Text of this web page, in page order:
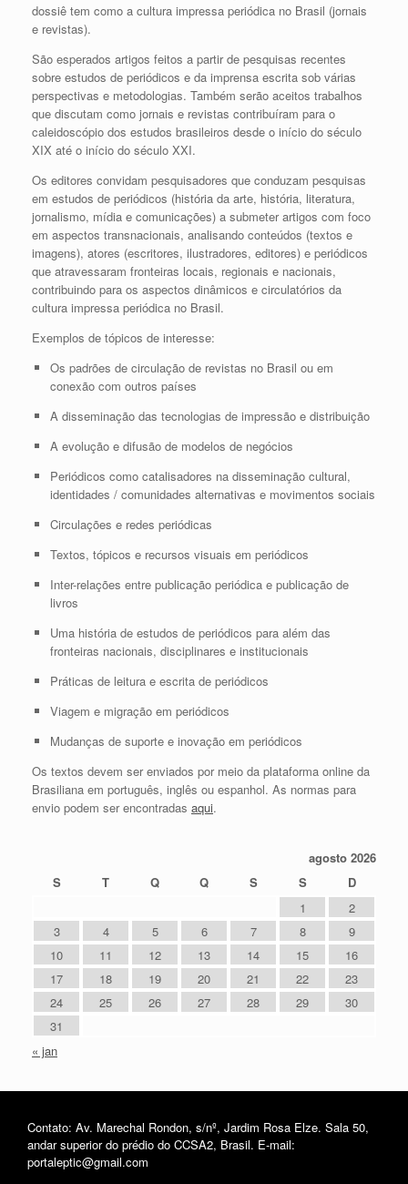
dossiê tem como a cultura impressa periódica no Brasil (jornais
e revistas).
São esperados artigos feitos a partir de pesquisas recentes
sobre estudos de periódicos e da imprensa escrita sob várias
perspectivas e metodologias. Também serão aceitos trabalhos
que discutam como jornais e revistas contribuíram para o
caleidoscópio dos estudos brasileiros desde o início do século
XIX até o início do século XXI.
Os editores convidam pesquisadores que conduzam pesquisas
em estudos de periódicos (história da arte, história, literatura,
jornalismo, mídia e comunicações) a submeter artigos com foco
em aspectos transnacionais, analisando conteúdos (textos e
imagens), atores (escritores, ilustradores, editores) e periódicos
que atravessaram fronteiras locais, regionais e nacionais,
contribuindo para os aspectos dinâmicos e circulatórios da
cultura impressa periódica no Brasil.
Exemplos de tópicos de interesse:
Os padrões de circulação de revistas no Brasil ou em
conexão com outros países
A disseminação das tecnologias de impressão e distribuição
A evolução e difusão de modelos de negócios
Periódicos como catalisadores na disseminação cultural,
identidades / comunidades alternativas e movimentos sociais
Circulações e redes periódicas
Textos, tópicos e recursos visuais em periódicos
Inter-relações entre publicação periódica e publicação de
livros
Uma história de estudos de periódicos para além das
fronteiras nacionais, disciplinares e institucionais
Práticas de leitura e escrita de periódicos
Viagem e migração em periódicos
Mudanças de suporte e inovação em periódicos
Os textos devem ser enviados por meio da plataforma online da
Brasiliana em português, inglês ou espanhol. As normas para
envio podem ser encontradas aqui.
agosto 2026
S
T Q Q S S
D
1
2
3
4 5 6 7 8
9
10
11 12 13 14 15
16
17
18 19 20 21 22
23
24
25 26 27 28 29
30
31
« jan
Contato: Av. Marechal Rondon, s/nº, Jardim Rosa Elze. Sala 50,
andar superior do prédio do CCSA2, Brasil. E-mail:
portaleptic@gmail.com